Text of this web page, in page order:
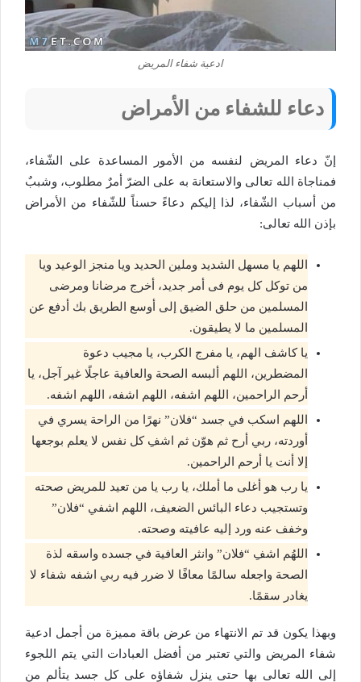
ادعية شفاء المريض
دعاء للشفاء من الأمراض
إنّ دعاء المريض لنفسه من الأمور المساعدة على الشّفاء،
فمناجاة الله تعالى والاستعانة به على الضرّ أمرٌ مطلوب، وشببٌ
من أسباب الشّفاء، لذا إليكم دعاءً حسناً للشّفاء من الأمراض
بإذن الله تعالى:
اللهم يا مسهل الشديد وملين الحديد ويا منجز الوعيد ويا
من توكل كل يوم فى أمر جديد، أخرج مرضانا ومرضى
المسلمين من حلق الضيق إلى أوسع الطريق بك أدفع عن
المسلمين ما لا يطيقون.
يا كاشف الهم، يا مفرج الكرب، يا مجيب دعوة
المضطرين، اللهم ألبسه الصحة والعافية عاجلًا غير آجل، يا
أرحم الراحمين، اللهم اشفه، اللهم اشفه، اللهم اشفه.
اللهم اسكب في جسد “فلان” نهرًا من الراحة يسري في
أوردته، ربي أرح ثم هوّن ثم اشفِ كل نفس لا يعلم بوجعها
إلا أنت يا أرحم الراحمين.
يا رب هو أغلى ما أملك، يا رب يا من تعيد للمريض صحته
وتستجيب دعاء البائس الضعيف، اللهم اشفي “فلان”
وخفف عنه ورد إليه عافيته وصحته.
اللهُم اشفِ “فلان” وانثر العافية في جسده واسقه لذة
الصحة واجعله سالمًا معافًا لا ضرر فيه ربي اشفه شفاء لا
يغادر سقمًا.
وبهذا يكون قد تم الانتهاء من عرض باقة مميزة من أجمل ادعية
شفاء المريض والتي تعتبر من أفضل العبادات التي يتم اللجوء
إلى الله تعالى بها حتى ينزل شفاؤه على كل جسد يتألم من